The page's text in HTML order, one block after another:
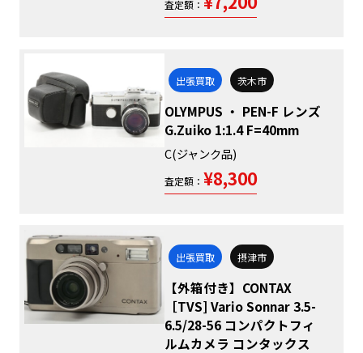
査定額：
出張買取 茨木市
OLYMPUS ・ PEN-F レンズ
G.Zuiko 1:1.4 F=40mm
C(ジャンク品)
査定額： ¥8,300
出張買取 摂津市
【外箱付き】CONTAX
［TVS] Vario Sonnar 3.5-
6.5/28-56 コンパクトフィ
ルムカメラ コンタックス